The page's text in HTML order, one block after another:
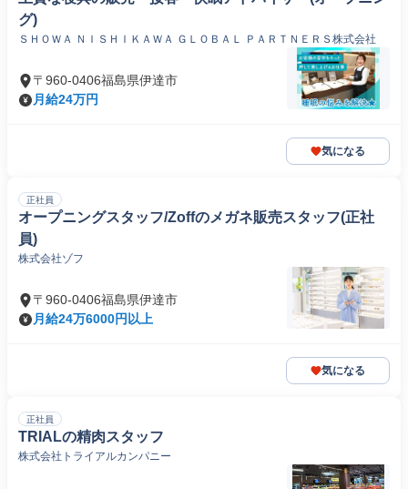
グ)
ＳＨＯＷＡ ＮＩＳＨＩＫＡＷＡ ＧＬＯＢＡＬ ＰＡＲＴＮＥＲＳ株式会社
〒960-0406福島県伊達市
月給24万円
気になる
正社員
オープニングスタッフ/Zoffのメガネ販売スタッフ(正社
員)
株式会社ゾフ
〒960-0406福島県伊達市
月給24万6000円以上
気になる
正社員
TRIALの精肉スタッフ
株式会社トライアルカンパニー